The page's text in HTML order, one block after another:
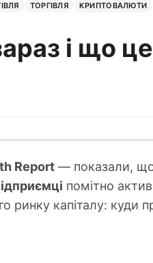
ТОРГІВЛЯ
КРИПТОВАЛЮТИ
і що це
Report — показали,
помітно
ринку капіталу: куди